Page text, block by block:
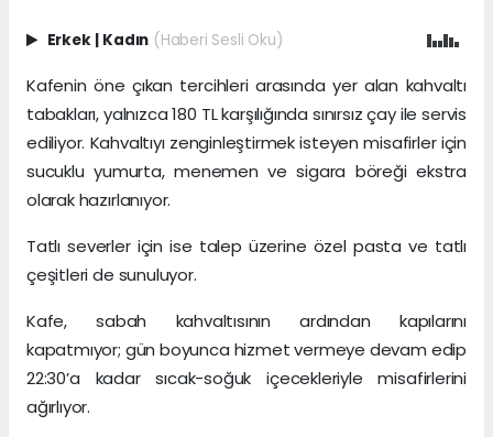
Erkek Kadın (Haberi Sesli Oku)
Kafenin öne çıkan tercihleri arasında yer alan kahvaltı
tabakları, yalnızca 180 TL karşılığında sınırsız çay ile servis
ediliyor. Kahvaltıyı zenginleştirmek isteyen misafirler için
sucuklu yumurta, menemen ve sigara böreği ekstra
olarak hazırlanıyor.
Tatlı severler için ise talep üzerine özel pasta ve tatlı
çeşitleri de sunuluyor.
Kafe, sabah kahvaltısının ardından kapılarını
kapatmıyor; gün boyunca hizmet vermeye devam edip
22:30’a kadar sıcak-soğuk içecekleriyle misafirlerini
ağırlıyor.